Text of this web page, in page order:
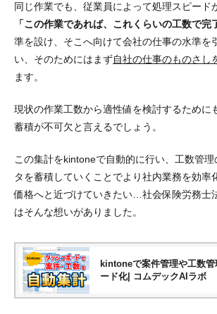
同じ作業でも、従業員によって処理スピード
「この作業であれば、これくらいの工数で完
準を設け、そこへ向けて会社の仕事の水準を
い、そのためにはまず自社の仕事のものさし
ます。
現状の作業工数から適性値を検討するために
蓄積が不可欠と言えるでしょう。
この集計をkintoneで自動的に行い、工数管
タを蓄積していくことでより社内業務を効率
価格へと近づけていきたい…社会保険労務士
はそんな想いがありました。
kintoneで案件管理や工数
ード化| コムデックAIラボ